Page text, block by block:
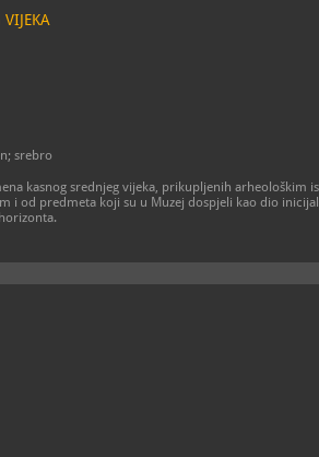
srebro
kasnog srednjeg vijeka, prikupljenih arheološkim
i od predmeta koji su u Muzej dospjeli kao dio